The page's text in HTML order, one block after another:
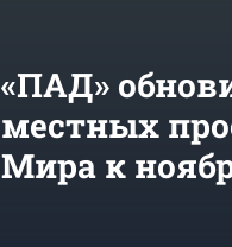
«ПАД»
местных
Мира к